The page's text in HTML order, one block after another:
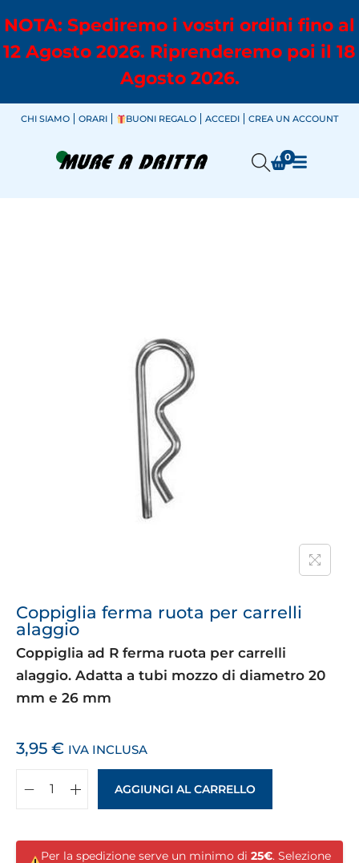
NOTA: Spediremo i vostri ordini fino al
12 Agosto 2026. Riprenderemo poi il 18
Agosto 2026.
CHI SIAMO ORARI BUONI REGALO ACCEDI CREA UN ACCOUNT
0
Coppiglia ferma ruota per carrelli
alaggio
Coppiglia ad R ferma ruota per carrelli
alaggio. Adatta a tubi mozzo di diametro 20
mm e 26 mm
3,95 € IVA INCLUSA
AGGIUNGI AL CARRELLO
Per la spedizione serve un minimo di 25€. Selezione